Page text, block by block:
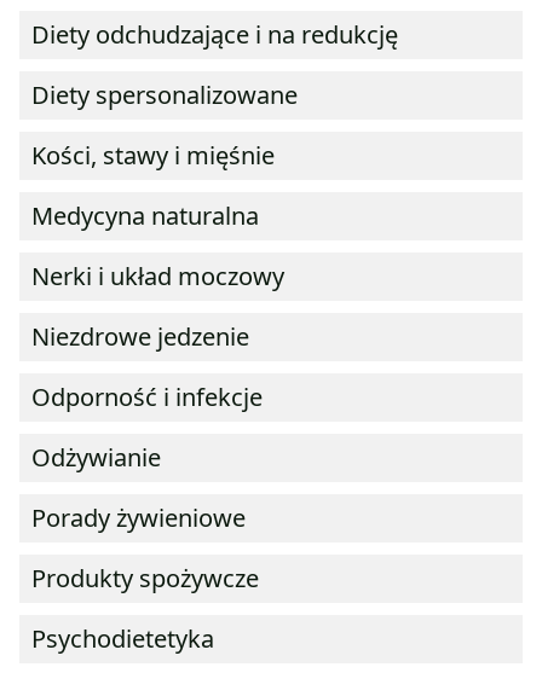
Diety odchudzające i na redukcję
Diety spersonalizowane
Kości, stawy i mięśnie
Medycyna naturalna
Nerki i układ moczowy
Niezdrowe jedzenie
Odporność i infekcje
Odżywianie
Porady żywieniowe
Produkty spożywcze
Psychodietetyka